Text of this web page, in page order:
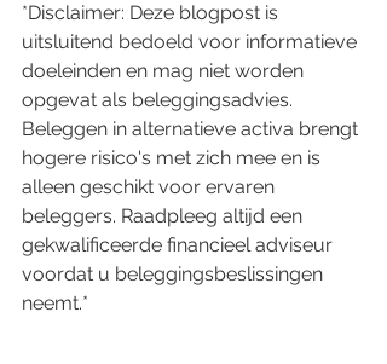
*Disclaimer: Deze blogpost is
uitsluitend bedoeld voor informatieve
doeleinden en mag niet worden
opgevat als beleggingsadvies.
Beleggen in alternatieve activa brengt
hogere risico's met zich mee en is
alleen geschikt voor ervaren
beleggers. Raadpleeg altijd een
gekwalificeerde financieel adviseur
voordat u beleggingsbeslissingen
neemt.*